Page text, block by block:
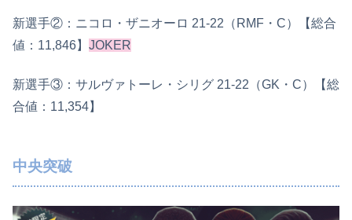
新選手②：ニコロ・ザニオーロ 21-22（RMF・C）【総合
値：11,846】 JOKER
新選手③：サルヴァトーレ・シリグ 21-22（GK・C）【総
合値：11,354】
中央突破